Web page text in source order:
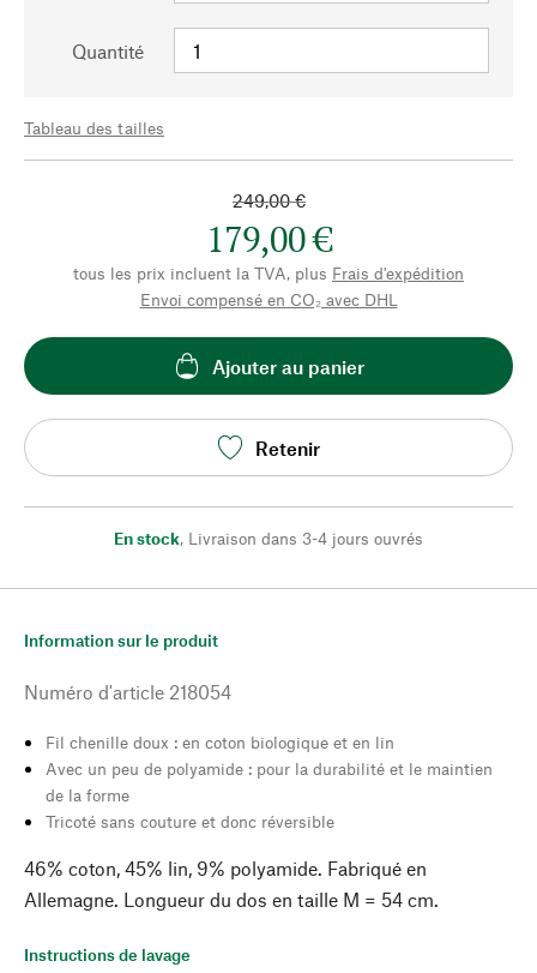
Quantité
Tableau des tailles
249,00 €
179,00 €
tous les prix incluent la TVA, plus Frais d'expédition
Envoi compensé en CO₂ avec DHL
Ajouter au panier
Retenir
En stock, Livraison dans 3-4 jours ouvrés
Information sur le produit
Numéro d'article 218054
Fil chenille doux : en coton biologique et en lin
Avec un peu de polyamide : pour la durabilité et le maintien
de la forme
Tricoté sans couture et donc réversible
46% coton, 45% lin, 9% polyamide. Fabriqué en
Allemagne. Longueur du dos en taille M = 54 cm.
Instructions de lavage